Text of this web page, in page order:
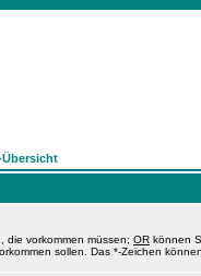
Übersicht
die vorkommen müssen; OR können
sollen. Das *-Zeichen